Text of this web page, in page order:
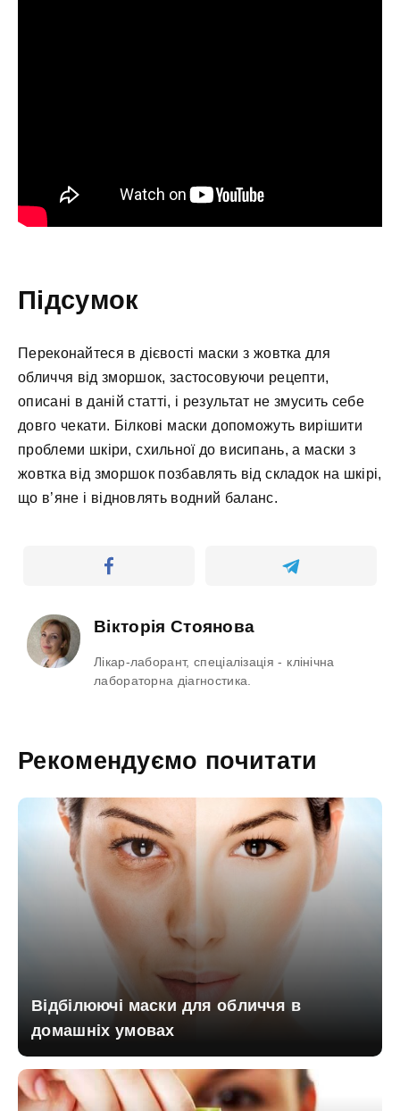
Підсумок
Переконайтеся в дієвості маски з жовтка для
обличчя від зморшок, застосовуючи рецепти,
описані в даній статті, і результат не змусить себе
довго чекати. Білкові маски допоможуть вирішити
проблеми шкіри, схильної до висипань, а маски з
жовтка від зморшок позбавлять від складок на шкірі,
що в’яне і відновлять водний баланс.
Вікторія Стоянова
Лікар-лаборант, спеціалізація - клінічна
лабораторна діагностика.
Рекомендуємо почитати
Відбілюючі маски для обличчя в
домашніх умовах